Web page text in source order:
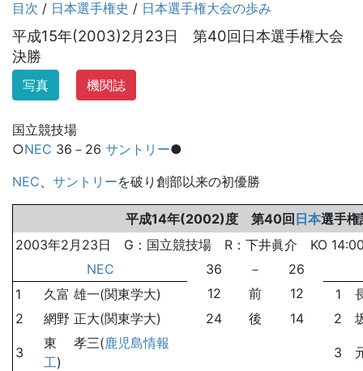
目次 / 日本選手権史 / 日本選手権大会の歩み
平成15年(2003)2月23日 第40回日本選手権大会
決勝
写真 機関誌
国立競技場
○NEC 36－26 サントリー●
NEC、 サントリーを破り創部以来の初優勝
平成14年(2002)度 第40回 日本選手権
2003年2月23日 G：国立競技場 R：下井眞介 KO
NEC
36 －
26
1
久富 雄一(関東学大) 12 前 12 1
2
網野 正大(関東学大) 24 後 14 2
3
東 孝三(鹿児島情報
工)
3